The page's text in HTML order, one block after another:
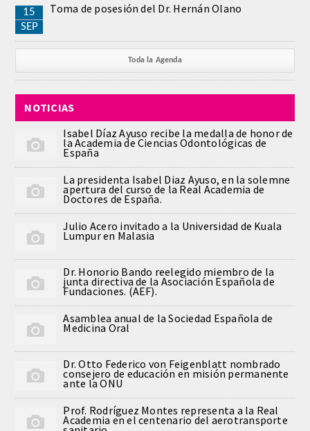
15
SEP
Toma de posesión del Dr. Hernán Olano
Toda la Agenda
NOTICIAS
Isabel Díaz Ayuso recibe la medalla de honor de
la Academia de Ciencias Odontológicas de
España
La presidenta Isabel Diaz Ayuso, en la solemne
apertura del curso de la Real Academia de
Doctores de España.
Julio Acero invitado a la Universidad de Kuala
Lumpur en Malasia
Dr. Honorio Bando reelegido miembro de la
junta directiva de la Asociación Española de
Fundaciones. (AEF).
Asamblea anual de la Sociedad Española de
Medicina Oral
Dr. Otto Federico von Feigenblatt nombrado
consejero de educación en misión permanente
ante la ONU
Prof. Rodríguez Montes representa a la Real
Academia en el centenario del aerotransporte